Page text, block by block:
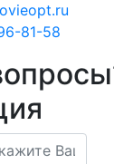
81-58